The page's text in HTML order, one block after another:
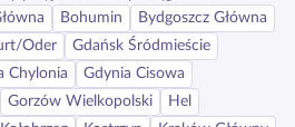
Bohumin
Bydgoszcz Główna
Oder
Gdańsk Śródmieście
Chylonia
Gdynia Cisowa
Gorzów Wielkopolski
Hel